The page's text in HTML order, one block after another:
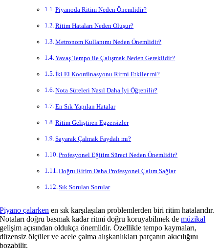
Piyanoda Ritim Neden Önemlidir?
Ritim Hataları Neden Oluşur?
Metronom Kullanımı Neden Önemlidir?
Yavaş Tempo ile Çalışmak Neden Gereklidir?
İki El Koordinasyonu Ritmi Etkiler mi?
Nota Süreleri Nasıl Daha İyi Öğrenilir?
En Sık Yapılan Hatalar
Ritim Geliştiren Egzersizler
Sayarak Çalmak Faydalı mı?
Profesyonel Eğitim Süreci Neden Önemlidir?
Doğru Ritim Daha Profesyonel Çalım Sağlar
Sık Sorulan Sorular
Piyano çalarken en sık karşılaşılan problemlerden biri ritim hatalarıdır.
Notaları doğru basmak kadar ritmi doğru koruyabilmek demüzikal
gelişim açısından oldukça önemlidir. Özellikle tempo kaymaları,
düzensiz ölçüler ve acele çalma alışkanlıkları parçanın akıcılığını
bozabilir.